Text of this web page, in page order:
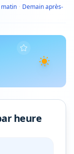
· Demain après-
heure